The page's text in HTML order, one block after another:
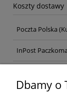
Koszty dostawy
Cena nie
Poczta Polska
InPost
Dbamy o